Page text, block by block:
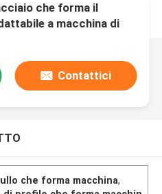
che forma il
a macchina di
dell'otturatore
Contattici
che forma macchina,